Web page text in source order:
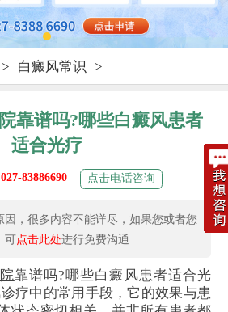
> 白癜风常识 >
靠谱吗?哪些白癜风患者
适合光疗
027-83886690 点击电话咨询
因，很多内容不能详尽，如果您或者您
可点击此处进行免费沟通
靠谱吗?哪些白癜风患者适合光
疗中的常用手段，它的效果与患